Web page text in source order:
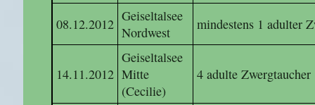
08.12.2012 Geiseltalsee
Nordwest
mindestens 1 adulter
14.11.2012
Geiseltalsee
Mitte
(Cecilie)
4 adulte Zwergtaucher